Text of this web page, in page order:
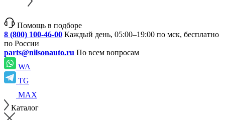
Помощь в подборе
8 (800) 100-46-00 Каждый день, 05:00–19:00 по мск, бесплатно
по России
parts@nilsonauto.ru По всем вопросам
WA
TG
MAX
Каталог